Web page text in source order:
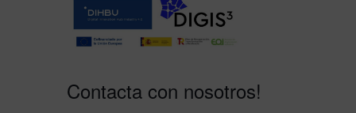
Contacta con nosotros!